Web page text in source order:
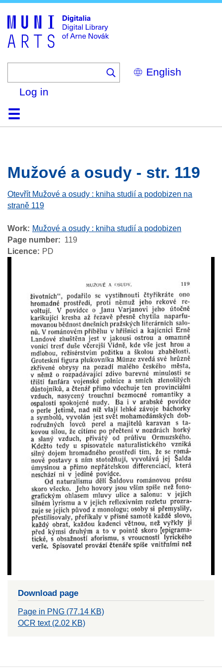
Select
your
Log in
HomeBrowse
Search
About
HelpContactDigitalia
Mužové a osudy - str. 119
Otevřít Mužové a osudy : kniha studií a podobizen na
straně 119
Work
Mužové a osudy : kniha studií a podobizen
Page number
119
Licence
PD
Download page
Page in PNG (77.14 KB)
OCR text (2.02 KB)